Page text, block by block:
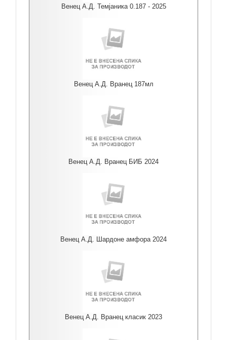
Венец А.Д. Темјаника 0.187 - 2025
Венец А.Д. Вранец 187мл
Венец А.Д. Вранец БИБ 2024
Венец А.Д. Шардоне амфора 2024
Венец А.Д. Вранец класик 2023